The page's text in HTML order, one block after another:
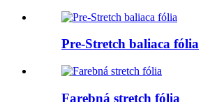
Pre-Stretch baliaca fólia
Farebná stretch fólia